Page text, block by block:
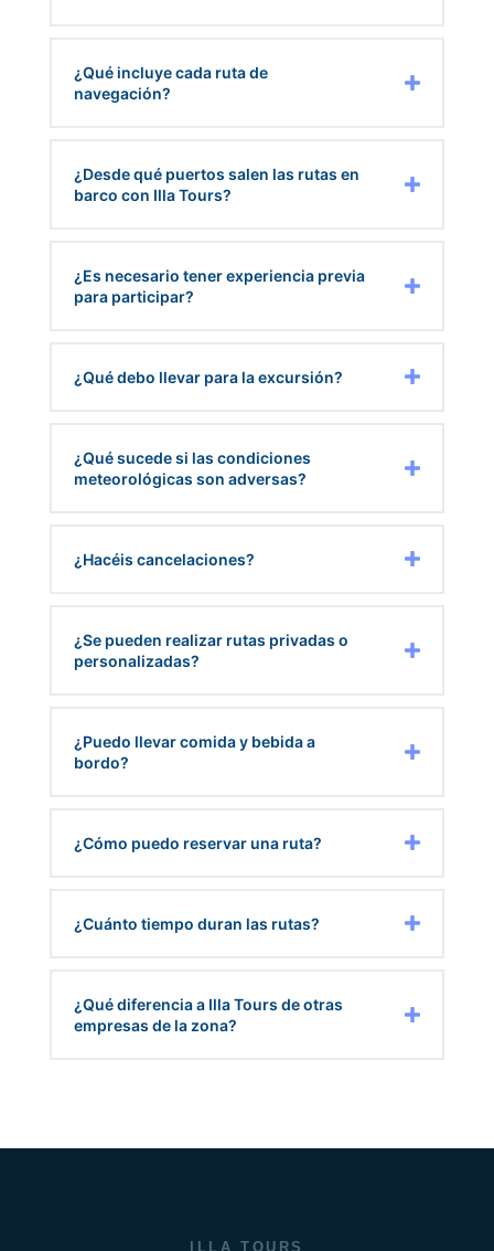
¿Qué incluye cada ruta de
navegación?
¿Desde qué puertos salen las rutas en
barco con Illa Tours?
¿Es necesario tener experiencia previa
para participar?
¿Qué debo llevar para la excursión?
¿Qué sucede si las condiciones
meteorológicas son adversas?
¿Hacéis cancelaciones?
¿Se pueden realizar rutas privadas o
personalizadas?
¿Puedo llevar comida y bebida a
bordo?
¿Cómo puedo reservar una ruta?
¿Cuánto tiempo duran las rutas?
¿Qué diferencia a Illa Tours de otras
empresas de la zona?
ILLA TOURS